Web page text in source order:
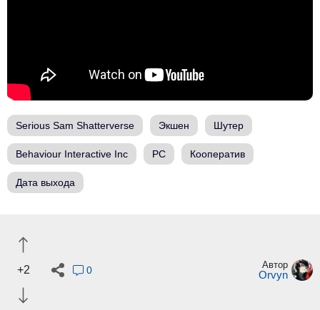
Serious Sam Shatterverse Экшен Шутер
Behaviour Interactive Inc PC Кооператив
Дата выхода
+2 0 Автор
Orvyn